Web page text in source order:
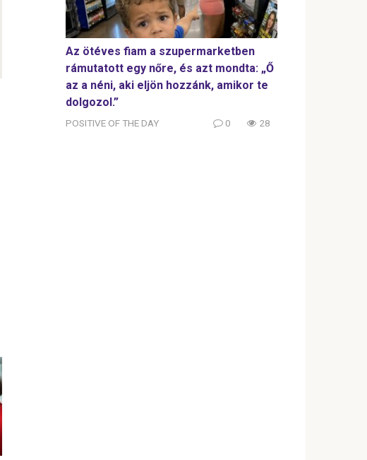
Az ötéves fiam a szupermarketben
rámutatott egy nőre, és azt mondta: „Ő
az a néni, aki eljön hozzánk, amikor te
dolgozol.”
POSITIVE OF THE DAY 0 28